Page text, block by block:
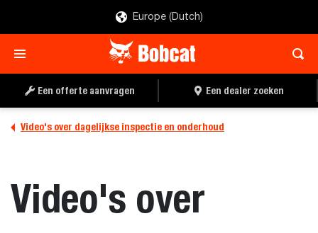
Europe (Dutch)
Een offerte aanvragen Een dealer zoeken
Video's over dagelijkse inspectie en onderhoud
Video's over